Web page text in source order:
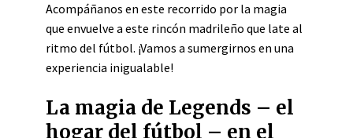
Acompáñanos en este recorrido por la magia
que envuelve a este rincón madrileño que late al
ritmo del fútbol. ¡Vamos a sumergirnos en una
experiencia inigualable!
La magia de Legends – el
hogar del fútbol – en el